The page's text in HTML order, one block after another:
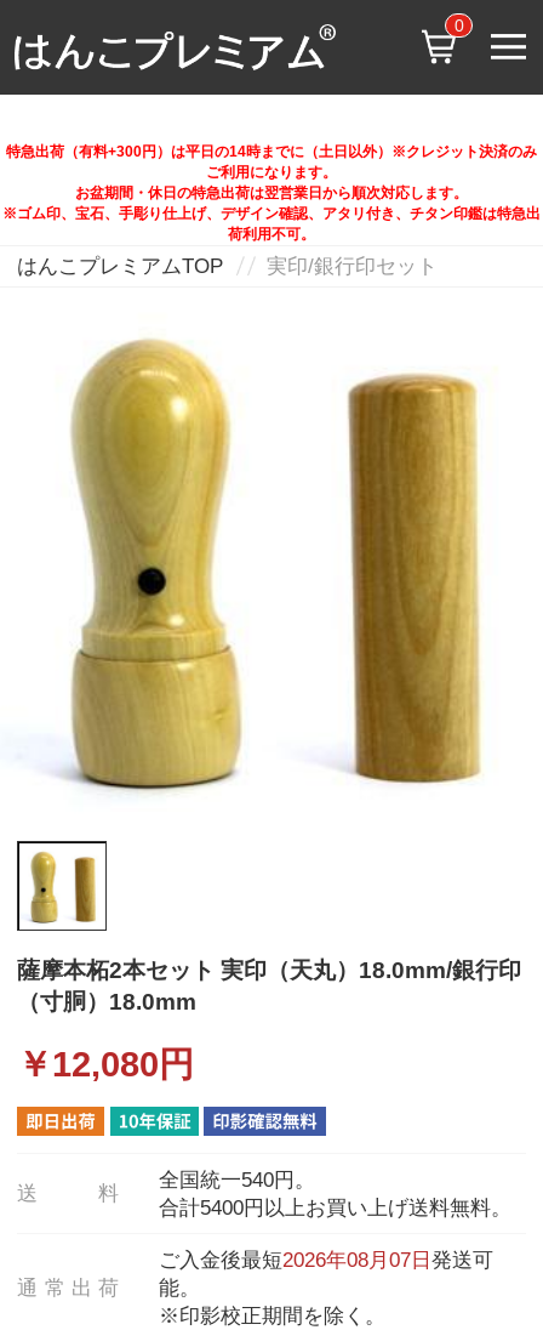
0
特急出荷（有料+300円）は平日の14時までに（土日以外）※クレジット決済のみ
ご利用になります。
お盆期間・休日の特急出荷は翌営業日から順次対応します。
※ゴム印、宝石、手彫り仕上げ、デザイン確認、アタリ付き、チタン印鑑は特急出
荷利用不可。
はんこプレミアムTOP 実印/銀行印セット
薩摩本柘2本セット 実印（天丸）18.0mm/銀行印
（寸胴）18.0mm
￥12,080 円
送 料
全国統一540円。
合計5400円以上お買い上げ送料無料。
通 常 出 荷
ご入金後最短2026年08月07日発送可
能。
※印影校正期間を除く。